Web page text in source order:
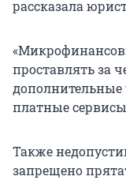
рассказала
проставлять за
дополнительные
платные
Также
запрещено